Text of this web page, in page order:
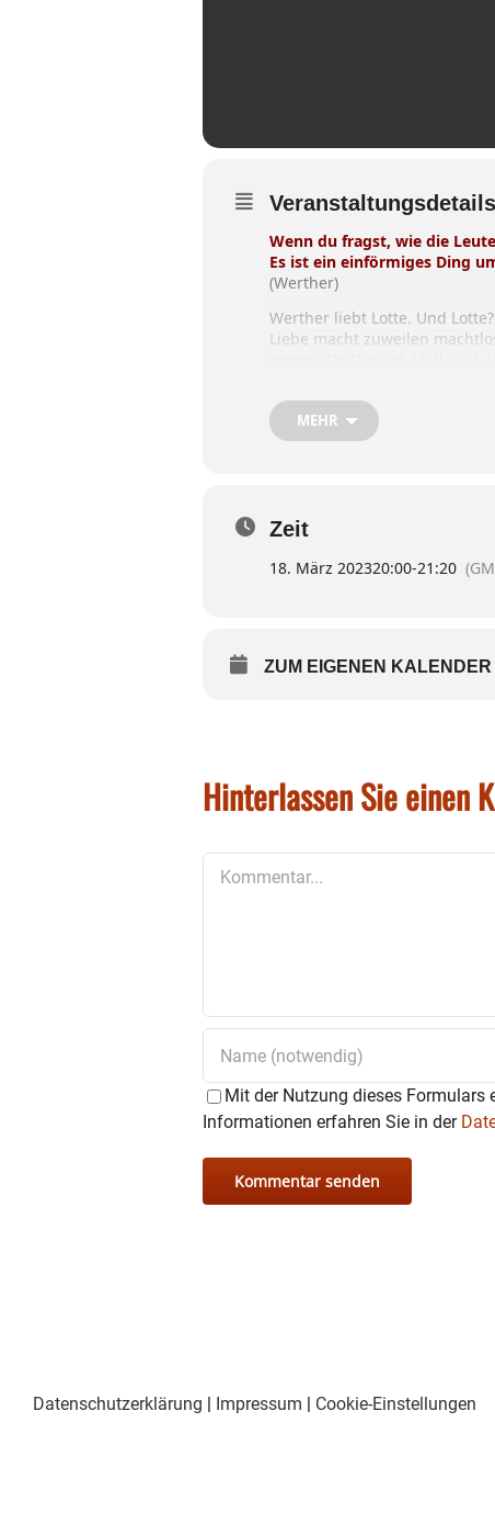
Veranstaltungsdetails
Wenn du fragst, wie die
Es ist ein einförmiges Ding
(Werther)
Werther liebt Lotte. Und
Liebe macht zuweilen
machen – egal, welchen
weiten und zu erkennen,
was ist denn dann mit der
Regie: Nik Mayr.
Es spielen: Andreas Hagl,
ONLINE-KARTENKAUF MIT
MEHR
Zeit
18. März 202320:00-21:20
ZUM EIGENEN KALENDER
Hinterlassen Sie einen
Mit der Nutzung dieses Formulars
Informationen erfahren Sie in der
Datenschutzerklärung | Impressum | Cookie-Einstellungen